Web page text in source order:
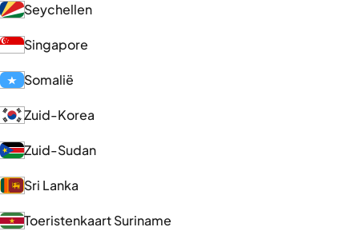
Seychellen
Singapore
Somalië
Zuid-Korea
Zuid-Sudan
Sri Lanka
Toeristenkaart Suriname